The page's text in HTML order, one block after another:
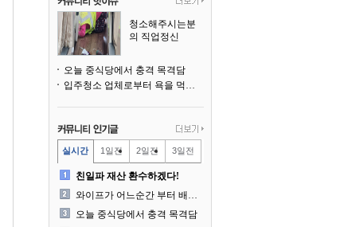
청소해주시는분
의 직업정신
오늘 중식당에서 충격 목격담
입주청소 업체로부터 욕을 먹고 있습니다
실시간 1일전 2일전 3일전
친일파 재산 환수하겠다!
와이프가 어느순간 부터 배달..
오늘 중식당에서 충격 목격담